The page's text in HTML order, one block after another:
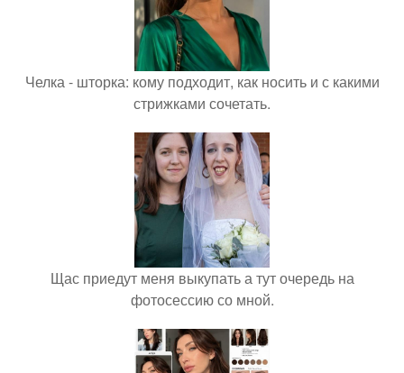
Челка - шторка: кому подходит, как носить и с какими
стрижками сочетать.
Щас приедут меня выкупать а тут очередь на
фотосессию со мной.